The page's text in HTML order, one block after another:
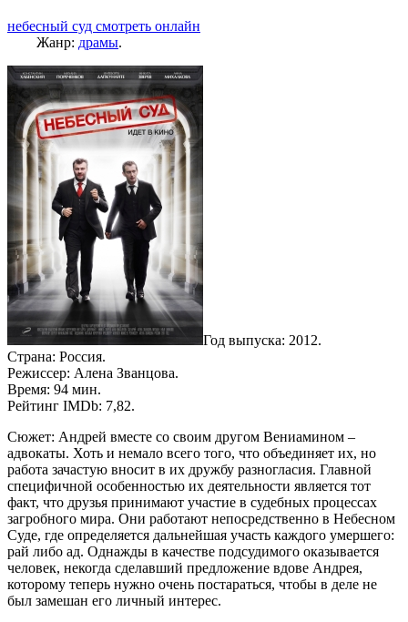
небесный суд смотреть онлайн
Жанр: драмы.
Год выпуска: 2012.
Страна: Россия.
Режиссер: Алена Званцова.
Время: 94 мин.
Рейтинг IMDb: 7,82.
Сюжет: Андрей вместе со своим другом Вениамином –
адвокаты. Хоть и немало всего того, что объединяет их, но
работа зачастую вносит в их дружбу разногласия. Главной
специфичной особенностью их деятельности является тот
факт, что друзья принимают участие в судебных процессах
загробного мира. Они работают непосредственно в Небесном
Суде, где определяется дальнейшая участь каждого умершего:
рай либо ад. Однажды в качестве подсудимого оказывается
человек, некогда сделавший предложение вдове Андрея,
которому теперь нужно очень постараться, чтобы в деле не
был замешан его личный интерес.